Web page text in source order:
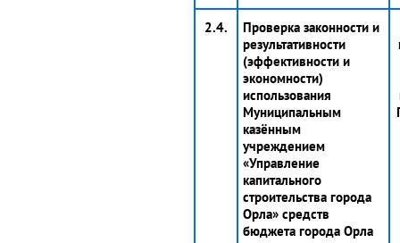
2.4.
Проверка законности и
результативности
(эффективности и
экономности)
использования
Муниципальным
казённым
учреждением
«Управление
капитального
строительства города
Орла» средств
бюджета города Орла